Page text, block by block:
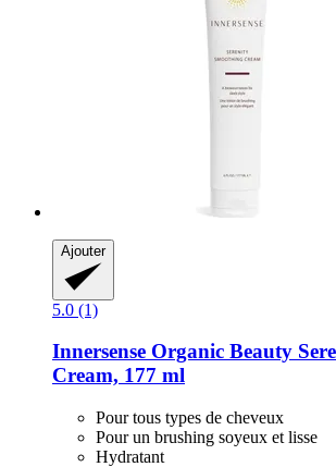
Ajouter
5.0 (1)
Innersense Organic Beauty
Cream, 177 ml
Pour tous types de cheveux
Pour un brushing soyeux et lisse
Hydratant